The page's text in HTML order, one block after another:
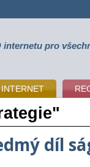
internetu pro
INTERNET
díl